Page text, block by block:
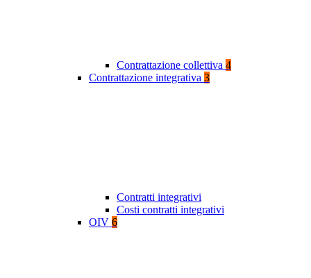
Contrattazione collettiva 4
Contrattazione integrativa 3
Contratti integrativi
Costi contratti integrativi
OIV 6